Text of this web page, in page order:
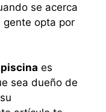
se acerca
gente opta por
es
sea dueño de